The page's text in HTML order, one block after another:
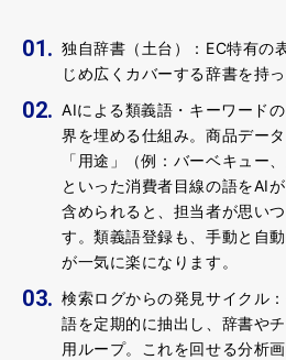
独自辞書（土台）
：EC特有の
じめ広くカバーする辞書を持っ
AIによる類義語・キーワード
界を埋める仕組み。商品デー
「用途」（例：バーベキュー
といった消費者目線の語をAI
含められると、担当者が思い
す。類義語登録も、手動と自
が一気に楽になります。
検索ログからの発見サイクル
語を定期的に抽出し、辞書や
用ループ。これを回せる分析